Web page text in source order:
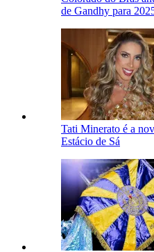
de Gandhy para
Tati Minerato é a
Estácio de Sá